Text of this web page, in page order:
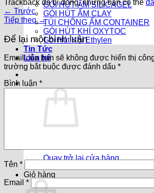
GÓI HÚT ẨM SILICAGEL
GÓI HÚT ẨM CLAY
TÚI CHỐNG ẨM CONTAINER
GÓI HÚT KHÍ OXYTOC
Gói Hút Khí Ethylen
Tin Tức
Liên hệ
Quay trở lại cửa hàng
Giỏ hàng
Trackback đã bị đóng, nhưng bạn có thể
← Trước
Tiếp theo →
Để lại một bình luận
Email của bạn sẽ không được hiển thị
trường bắt buộc được đánh dấu *
Bình luận *
Tên *
Email *